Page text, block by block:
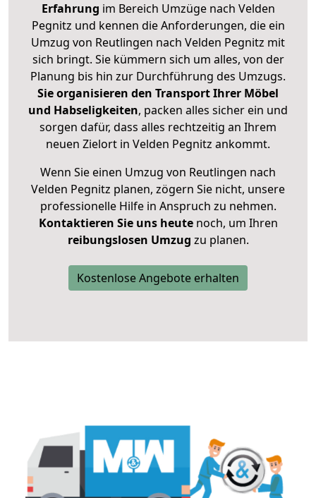
Erfahrung im Bereich Umzüge nach Velden
Pegnitz und kennen die Anforderungen, die ein
Umzug von Reutlingen nach Velden Pegnitz mit
sich bringt. Sie kümmern sich um alles, von der
Planung bis hin zur Durchführung des Umzugs.
Sie organisieren den Transport Ihrer Möbel
und Habseligkeiten, packen alles sicher ein und
sorgen dafür, dass alles rechtzeitig an Ihrem
neuen Zielort in Velden Pegnitz ankommt.
Wenn Sie einen Umzug von Reutlingen nach
Velden Pegnitz planen, zögern Sie nicht, unsere
professionelle Hilfe in Anspruch zu nehmen.
Kontaktieren Sie uns heutenoch, um Ihren
reibungslosen Umzug zu planen.
Kostenlose Angebote erhalten